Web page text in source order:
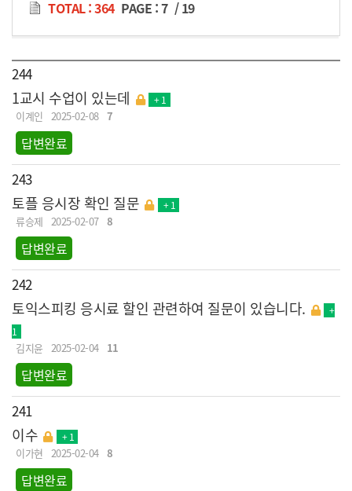
TOTAL : 364 PAGE :7 /19
244
1교시 수업이 있는데 + 1
이계인 2025-02-08 7
답변완료
243
토플 응시장 확인 질문 + 1
류승제 2025-02-07 8
답변완료
242
토익스피킹 응시료 할인 관련하여 질문이 있습니다.
+
1
김지윤 2025-02-04 11
답변완료
241
이수 + 1
이가현 2025-02-04 8
답변완료